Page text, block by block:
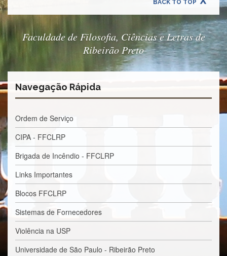
Infraestrutura
Formulários
Contato
CULTURA
E
Apresentação
Programas
e
Projetos
NACE
Museu
de
Ciências
da
Empresas
Juniores
BACK TO TOP
Faculdade de Filosofia, Ciências e Letras de
Ribeirão Preto
Navegação Rápida
Ordem de Serviço
CIPA - FFCLRP
Brigada de Incêndio - FFCLRP
Links Importantes
Blocos FFCLRP
Sistemas de Fornecedores
Violência na USP
Universidade de São Paulo - Ribeirão Preto